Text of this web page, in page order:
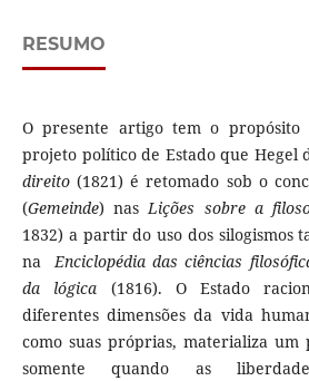
RESUMO
O presente artigo tem o
projeto político de Estado que Hegel
direito(1821) é retomado sob o
(Gemeinde) nasLições sobre a
1832) a partir do uso dos silogismos
naEnciclopédia das ciências
da lógica (1816). O Estado
diferentes dimensões da vida
como suas próprias, materializa
somente quando as